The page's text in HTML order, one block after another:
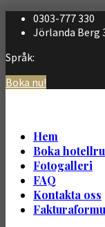
0303-777 330
Jörlanda Berg
Språk:
Boka nu!
Hem
Boka
Fotogalleri
FAQ
Kontakta oss